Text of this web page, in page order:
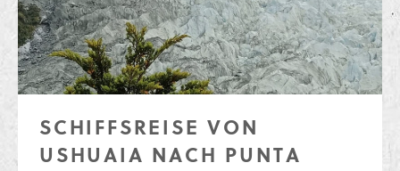
SCHIFFSREISE VON
USHUAIA NACH PUNTA